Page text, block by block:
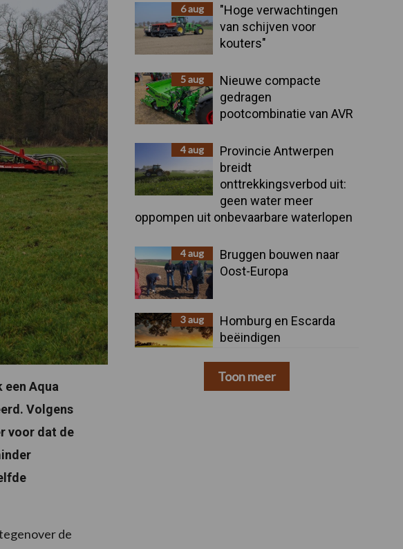
een Aqua
Volgens
voor dat de
de
Sidebar6 aug
"Hoge verwachtingen
van schijven voor
kouters"
5 aug
Nieuwe compacte
gedragen
pootcombinatie van AVR
4 aug
Provincie Antwerpen
breidt
onttrekkingsverbod uit:
geen water meer
oppompen uit onbevaarbare waterlopen
4 aug
Bruggen bouwen naar
Oost-Europa
3 aug
Homburg en Escarda
beëindigen
Toon meer